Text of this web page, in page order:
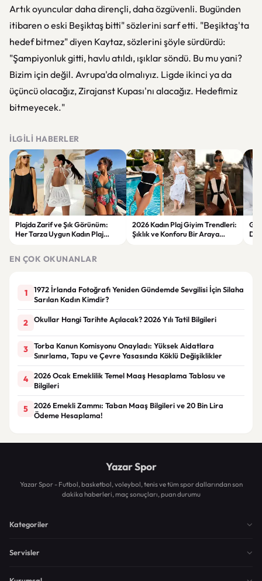
Artık oyuncular daha dirençli, daha özgüvenli. Bugünden
itibaren o eski Beşiktaş bitti" sözlerini sarf etti. "Beşiktaş'ta
hedef bitmez" diyen Kaytaz, sözlerini şöyle sürdürdü:
"Şampiyonluk gitti, havlu atıldı, ışıklar söndü. Bu mu yani?
Bizim için değil. Avrupa'da olmalıyız. Ligde ikinci ya da
üçüncü olacağız, Zirajanst Kupası'nı alacağız. Hedefimiz
bitmeyecek."
İLGILI HABERLER
Plajda Zarif ve Şık Görünüm:
Her Tarza Uygun Kadın Plaj
2026 Kadın Plaj Giyim Trendleri:
Şıklık ve Konforu Bir Araya
EN ÇOK OKUNANLAR
1
1972 İrlanda Fotoğrafı Yeniden Gündemde Sevgilisi İçin Silaha
Sarılan Kadın Kimdir?
2 Okullar Hangi Tarihte Açılacak? 2026 Yılı Tatil Bilgileri
3
Torba Kanun Komisyonu Onayladı: Yüksek Aidatlara
Sınırlama, Tapu ve Çevre Yasasında Köklü Değişiklikler
4
2026 Ocak Emeklilik Temel Maaş Hesaplama Tablosu ve
Bilgileri
5
2026 Emekli Zammı: Taban Maaş Bilgileri ve 20 Bin Lira
Ödeme Hesaplama!
Yazar Spor
Yazar Spor - Futbol, basketbol, voleybol, tenis ve tüm spor dallarından son
dakika haberleri, maç sonuçları, puan durumu
Kategoriler
Servisler